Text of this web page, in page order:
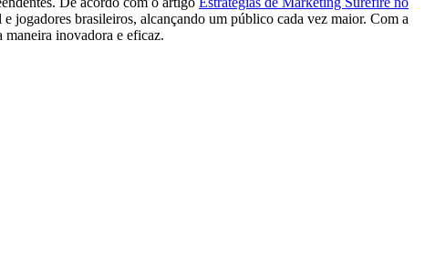
jogadores brasileiros, alcançando um público cada vez maior. Com a
maneira inovadora e eficaz.